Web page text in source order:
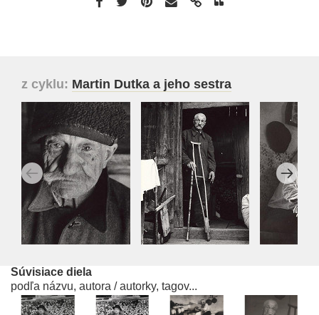
z cyklu: Martin Dutka a jeho sestra
Súvisiace diela
podľa názvu, autora / autorky, tagov...